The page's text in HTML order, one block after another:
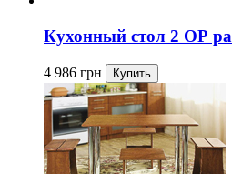
Кухонный стол 2 ОР
4 986 грн